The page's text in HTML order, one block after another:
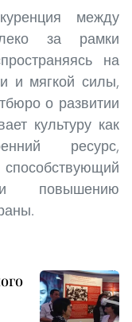
между
за рамки
на
и мягкой силы,
о развитии
культуру как
ресурс,
повышению